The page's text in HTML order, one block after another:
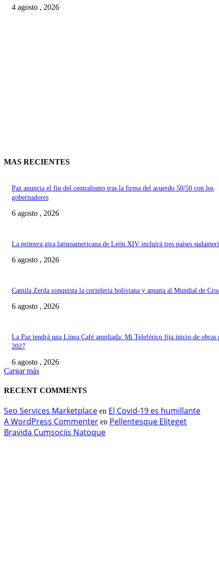
4 agosto , 2026
MAS RECIENTES
Paz anuncia el fin del centralismo tras la firma del acuerdo 50/50 con los
gobernadores
6 agosto , 2026
La primera gira latinoamericana de León XIV incluirá tres países
6 agosto , 2026
Camila Zerda conquista la coctelería boliviana y apunta al Mundial de
6 agosto , 2026
La Paz tendrá una Línea Café ampliada: Mi Teleférico fija inicio de obras
2027
6 agosto , 2026
Cargar más
RECENT COMMENTS
Seo Services Marketplace en El Covid-19 es humillante
A WordPress Commenter en Pellentesque Eliteget
Bravida Cumsociis Natoque